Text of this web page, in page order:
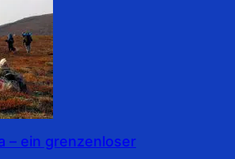
– ein grenzenloser